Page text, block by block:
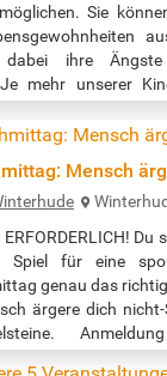
Sie
ihre Ängste
mehr unserer
gut behandelt
damit unsere
Mensch
ERFORDERLICH!
Spiel für eine
genau das
ärgere dich